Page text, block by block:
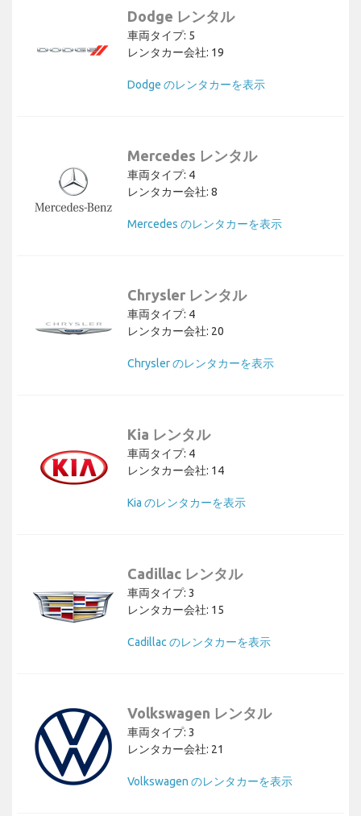
Dodge レンタル
車両タイプ: 5
レンタカー会社: 19
Dodge のレンタカーを表示
Mercedes レンタル
車両タイプ: 4
レンタカー会社: 8
Mercedes のレンタカーを表示
Chrysler レンタル
車両タイプ: 4
レンタカー会社: 20
Chrysler のレンタカーを表示
Kia レンタル
車両タイプ: 4
レンタカー会社: 14
Kia のレンタカーを表示
Cadillac レンタル
車両タイプ: 3
レンタカー会社: 15
Cadillac のレンタカーを表示
Volkswagen レンタル
車両タイプ: 3
レンタカー会社: 21
Volkswagen のレンタカーを表示